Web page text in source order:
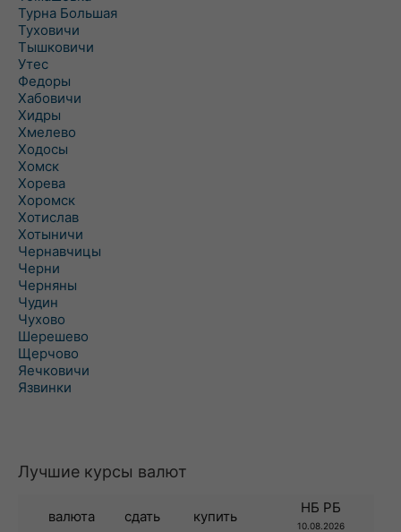
Турна Большая
Туховичи
Тышковичи
Утес
Федоры
Хабовичи
Хидры
Хмелево
Ходосы
Хомск
Хорева
Хоромск
Хотислав
Хотыничи
Чернавчицы
Черни
Черняны
Чудин
Чухово
Шерешево
Щерчово
Яечковичи
Язвинки
Лучшие курсы валют
валюта сдать купить
НБ РБ
10.08.2026